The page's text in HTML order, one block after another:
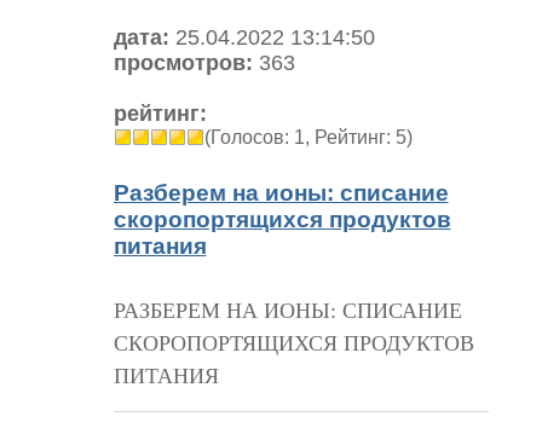
дата: 25.04.2022 13:14:50
просмотров: 363
рейтинг:
(Голосов: 1, Рейтинг: 5)
Разберем на ионы: списание
скоропортящихся продуктов
питания
РАЗБЕРЕМ НА ИОНЫ: СПИСАНИЕ
СКОРОПОРТЯЩИХСЯ ПРОДУКТОВ
ПИТАНИЯ